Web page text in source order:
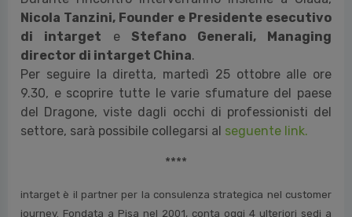
Nicola Tanzini, Founder e Presidente esecutivo
di intarget eStefano Generali, Managing
director di intarget China.
Per seguire la diretta, martedì 25 ottobre alle ore
9.30, e scoprire tutte le varie sfumature del paese
del Dragone, viste dagli occhi di professionisti del
settore, sarà possibile collegarsi al seguente link.
****
intarget è il partner per la consulenza strategica nel customer
journey. Fondata a Pisa nel 2001, conta oggi 4 ulteriori sedi a